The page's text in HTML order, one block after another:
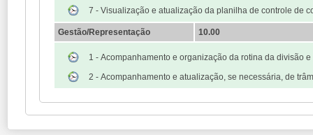
7 - Visualização e atualização da planilha de controle de
Gestão/Representação 10.00
1 - Acompanhamento e organização da rotina da divisão
2 - Acompanhamento e atualização, se necessária, de